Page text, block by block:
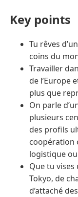
Key points
Tu rêves
coins du
Travailler
de l’Europe
plus que
On parle
plusieurs
des profils
coopération
logistique
Que tu
Tokyo, de
d’attaché